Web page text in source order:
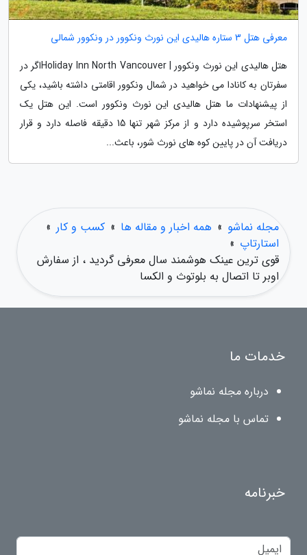
معرفی هتل 3 ستاره هالیدی این نورث ونکوور در ونکوور شمالی
هتل هالیدی این نورث ونکوور | Holiday Inn North Vancouverاگر در
سفرتان به کانادا می خواهید در شمال ونکوور اقامتی داشته باشید، یکی
از پیشنهادات ما هتل هالیدی این نورث ونکوور است. این هتل یک
استخر سرپوشیده دارد و از مرکز شهر تنها 15 دقیقه فاصله دارد و قرار
دریافت آن در پایین کوه های نورث شور، باعث...
مجله نماشو » همه اخبار و مقاله ها » کسب و کار »
استارتاپ »
قوی ترین عینک هوشمند سال معرفی گردید ، از سفارش
اوبر تا اتصال به بلوتوث و الکسا
خدمات ما
درباره مجله نماشو
تماس با مجله نماشو
خبرنامه